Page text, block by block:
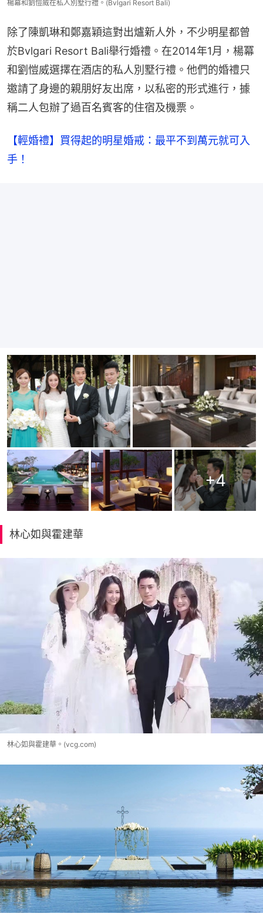
楊冪和劉愷威在私人別墅行禮。(Bvlgari Resort Bali)
除了陳凱琳和鄭嘉穎這對出爐新人外，不少明星都曾
於Bvlgari Resort Bali舉行婚禮。在2014年1月，楊冪
和劉愷威選擇在酒店的私人別墅行禮。他們的婚禮只
邀請了身邊的親朋好友出席，以私密的形式進行，據
稱二人包辦了過百名賓客的住宿及機票。
【輕婚禮】買得起的明星婚戒：最平不到萬元就可入
手！
+4
林心如與霍建華
林心如與霍建華。(vcg.com)